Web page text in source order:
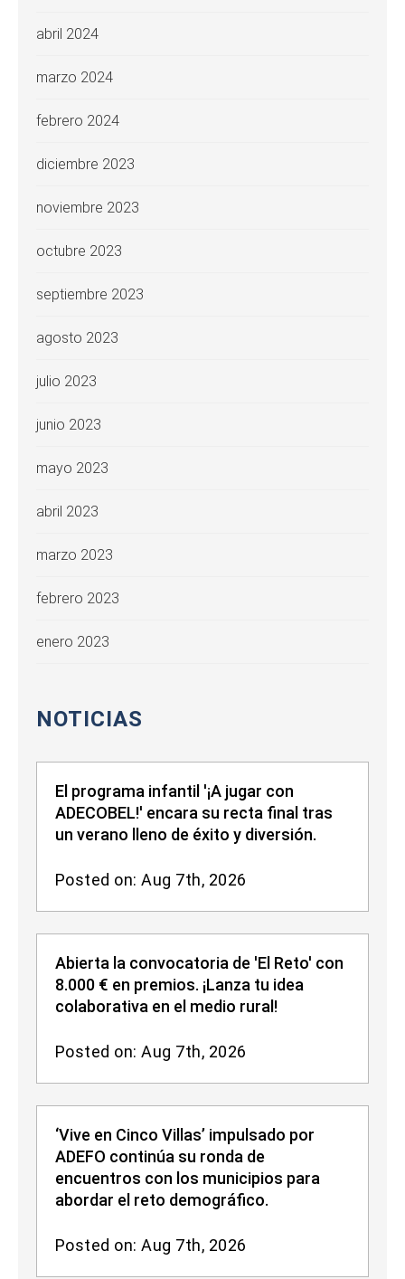
abril 2024
marzo 2024
febrero 2024
diciembre 2023
noviembre 2023
octubre 2023
septiembre 2023
agosto 2023
julio 2023
junio 2023
mayo 2023
abril 2023
marzo 2023
febrero 2023
enero 2023
NOTICIAS
El programa infantil '¡A jugar con
ADECOBEL!' encara su recta final tras
un verano lleno de éxito y diversión.
Posted on: Aug 7th, 2026
Abierta la convocatoria de 'El Reto' con
8.000 € en premios. ¡Lanza tu idea
colaborativa en el medio rural!
Posted on: Aug 7th, 2026
‘Vive en Cinco Villas’ impulsado por
ADEFO continúa su ronda de
encuentros con los municipios para
abordar el reto demográfico.
Posted on: Aug 7th, 2026